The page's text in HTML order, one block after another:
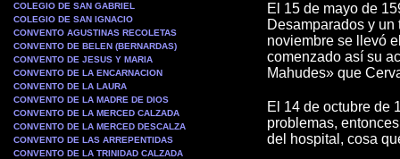
COLEGIO DE SAN GABRIEL
COLEGIO DE SAN IGNACIO
CONVENTO AGUSTINAS RECOLETAS
CONVENTO DE BELEN (BERNARDAS)
CONVENTO DE JESUS Y MARIA
CONVENTO DE LA ENCARNACION
CONVENTO DE LA LAURA
CONVENTO DE LA MADRE DE DIOS
CONVENTO DE LA MERCED CALZADA
CONVENTO DE LA MERCED DESCALZA
CONVENTO DE LAS ARREPENTIDAS
CONVENTO DE LA TRINIDAD CALZADA
E l 15 de mayo de
Desamparados y
noviembre se llevó
comenzado así su
Mahudes» que
El 14 de octubre de
problemas,
del hospital, cosa